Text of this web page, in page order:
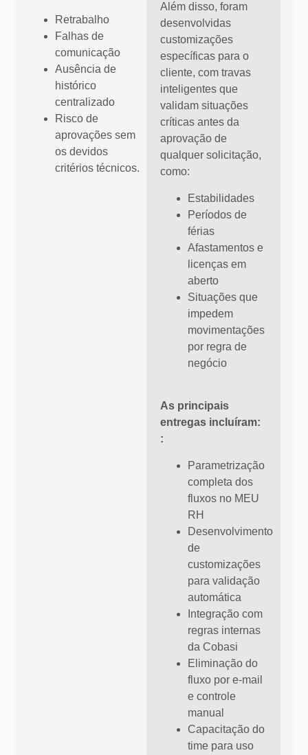
Retrabalho
Falhas de
comunicação
Ausência de
histórico
centralizado
Risco de
aprovações sem
os devidos
critérios técnicos.
Além disso, foram
desenvolvidas
customizações
específicas para o
cliente, com travas
inteligentes que
validam situações
críticas antes da
aprovação de
qualquer solicitação,
como:
Estabilidades
Períodos de
férias
Afastamentos e
licenças em
aberto
Situações que
impedem
movimentações
por regra de
negócio
As principais
entregas incluíram:
:
Parametrização
completa dos
fluxos no MEU
RH
Desenvolvimento
de
customizações
para validação
automática
Integração com
regras internas
da Cobasi
Eliminação do
fluxo por e-mail
e controle
manual
Capacitação do
time para uso